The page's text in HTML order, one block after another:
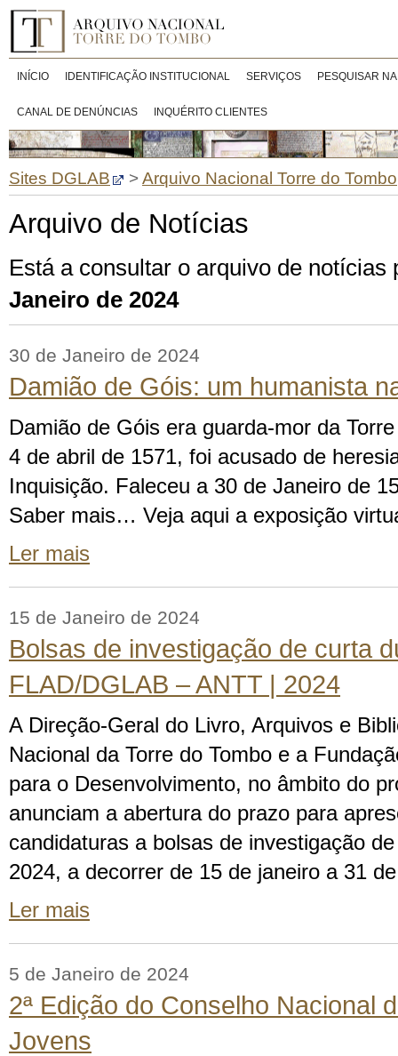
INÍCIO IDENTIFICAÇÃO INSTITUCIONAL SERVIÇOS PESQUISAR
CANAL DE DENÚNCIAS INQUÉRITO CLIENTES
Sites DGLAB >Arquivo Nacional Torre do Tombo
Arquivo de Notícias
Está a consultar o arquivo de notícias
Janeiro de 2024
30 de Janeiro de 2024
Damião de Góis: um humanista
Damião de Góis era guarda-mor da
4 de abril de 1571, foi acusado de
Inquisição. Faleceu a 30 de Janeiro de
Saber mais… Veja aqui a exposição
Ler mais
15 de Janeiro de 2024
Bolsas de investigação de curta
FLAD/DGLAB – ANTT | 2024
A Direção-Geral do Livro, Arquivos e
Nacional da Torre do Tombo e a
para o Desenvolvimento, no âmbito do
anunciam a abertura do prazo para
candidaturas a bolsas de investigação
2024, a decorrer de 15 de janeiro a 31
Ler mais
5 de Janeiro de 2024
2ª Edição do Conselho Nacional
Jovens